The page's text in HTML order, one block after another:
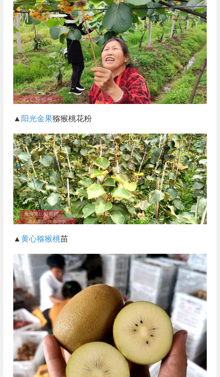
▲ 阳光金果猕猴桃花粉
▲ 黄心猕猴桃苗